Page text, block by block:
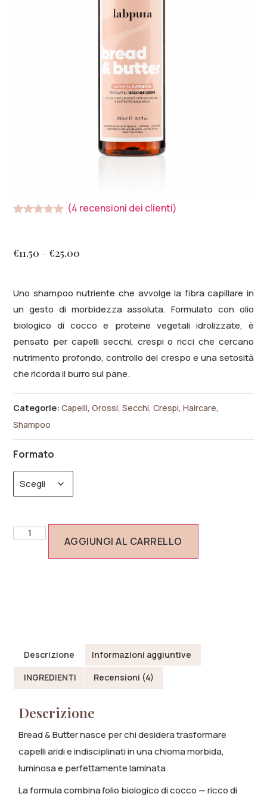
di
recensioni
(4 recensioni dei clienti)
€11.50 - €25.00
Uno shampoo nutriente che avvolge la fibra capillare in
un gesto di morbidezza assoluta. Formulato con olio
biologico di cocco e proteine vegetali idrolizzate, è
pensato per capelli secchi, crespi o ricci che cercano
nutrimento profondo, controllo del crespo e una setosità
che ricorda il burro sul pane.
Categorie:Capelli,Grossi, Secchi, Crespi,Haircare,
Shampoo
Formato
AGGIUNGI AL CARRELLO
Descrizione Informazioni aggiuntive
INGREDIENTI Recensioni (4)
Descrizione
Bread & Butter nasce per chi desidera trasformare
capelli aridi e indisciplinati in una chioma morbida,
luminosa e perfettamente laminata.
La formula combina l’olio biologico di cocco — ricco di